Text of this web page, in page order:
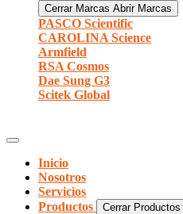
Cerrar Marcas Abrir Marcas
PASCO Scientific
CAROLINA Science
Armfield
RSA Cosmos
Dae Sung G3
Scitek Global
Inicio
Nosotros
Servicios
Productos
Cerrar Productos